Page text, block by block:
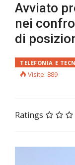
Avviato
nei
di
TELEFONIA E
Visite: 889
Ratings